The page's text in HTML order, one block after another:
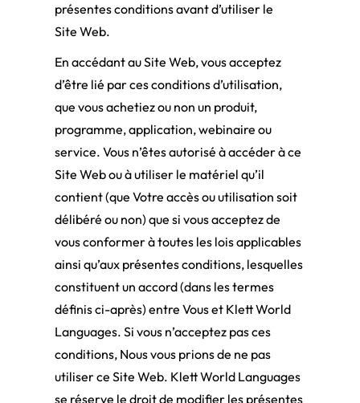
présentes conditions avant d’utiliser le
Site Web.
En accédant au Site Web, vous acceptez
d’être lié par ces conditions d’utilisation,
que vous achetiez ou non un produit,
programme, application, webinaire ou
service. Vous n’êtes autorisé à accéder à ce
Site Web ou à utiliser le matériel qu’il
contient (que Votre accès ou utilisation soit
délibéré ou non) que si vous acceptez de
vous conformer à toutes les lois applicables
ainsi qu’aux présentes conditions, lesquelles
constituent un accord (dans les termes
définis ci-après) entre Vous et Klett World
Languages. Si vous n’acceptez pas ces
conditions, Nous vous prions de ne pas
utiliser ce Site Web. Klett World Languages
se réserve le droit de modifier les présentes